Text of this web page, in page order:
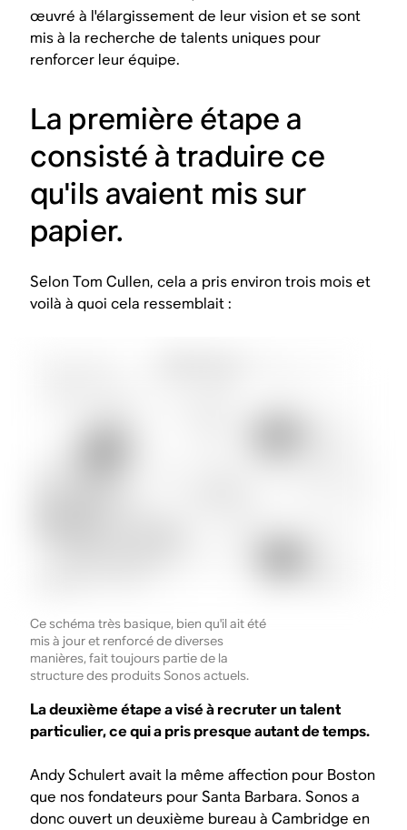
œuvré à l'élargissement de leur vision et se sont
mis à la recherche de talents uniques pour
renforcer leur équipe.
La première étape a
consisté à traduire ce
qu'ils avaient mis sur
papier.
Selon Tom Cullen, cela a pris environ trois mois et
voilà à quoi cela ressemblait :
Ce schéma très basique, bien qu'il ait été
mis à jour et renforcé de diverses
manières, fait toujours partie de la
structure des produits Sonos actuels.
La deuxième étape a visé à recruter un talent
particulier, ce qui a pris presque autant de temps.
Andy Schulert avait la même affection pour Boston
que nos fondateurs pour Santa Barbara. Sonos a
donc ouvert un deuxième bureau à Cambridge en